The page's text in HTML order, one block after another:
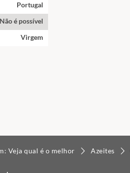
Portugal
Não é possível
Virgem
Veja qual é o melhor Azeites